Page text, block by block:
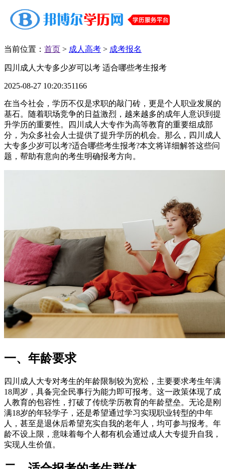
当前位置： 首页 > 成人高考 > 成考报名
四川成人大专多少岁可以考 适合哪些考生报考
2025-08-27 10:20:351166
在当今社会，学历不仅是求职的敲门砖，更是个人职业发展的
基石。随着职场竞争的日益激烈，越来越多的成年人意识到提
升学历的重要性。四川成人大专作为高等教育的重要组成部
分，为众多社会人士提供了提升学历的机会。那么，四川成人
大专多少岁可以考?适合哪些考生报考?本文将详细解答这些问
题，帮助有意向的考生明确报考方向。
一、年龄要求
四川成人大专对考生的年龄限制较为宽松，主要要求考生年满
18周岁，具备完全民事行为能力即可报考。这一政策体现了成
人教育的包容性，打破了传统学历教育的年龄壁垒。无论是刚
满18岁的年轻学子，还是希望通过学习实现职业转型的中年
人，甚至是退休后希望充实自我的老年人，均可参与报考。年
龄不设上限，意味着每个人都有机会通过成人大专提升自我，
实现人生价值。